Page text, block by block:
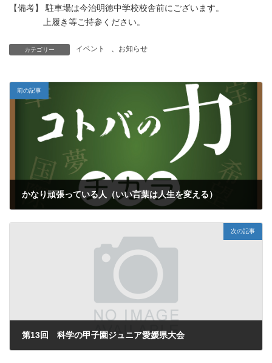
【備考】 駐車場は今治明徳中学校校舎前にございます。
上履き等ご持参ください。
カテゴリー イベント 、 お知らせ
前の記事
かなり頑張っている人（いい言葉は人生を変える）
次の記事
第13回 科学の甲子園ジュニア愛媛県大会